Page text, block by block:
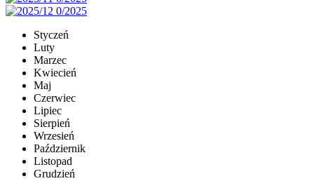
Styczeń
Luty
Marzec
Kwiecień
Maj
Czerwiec
Lipiec
Sierpień
Wrzesień
Październik
Listopad
Grudzień